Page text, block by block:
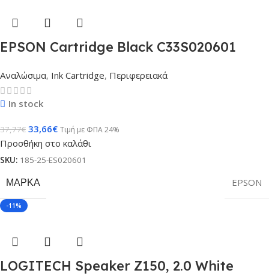
EPSON Cartridge Black C33S020601
Αναλώσιμα, Ink Cartridge, Περιφερειακά
In stock
37,77€ 33,66€ Τιμή με ΦΠΑ 24%
Προσθήκη στο καλάθι
SKU: 185-25-ES020601
ΜΆΡΚΑ EPSON
-11%
LOGITECH Speaker Z150, 2.0 White